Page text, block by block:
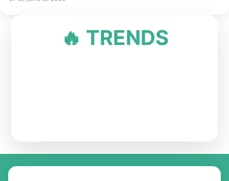
🔥 TRENDS
Qual a diferença entre taxa Selic e CDI?
Entenda de forma simples
Músicas que falam de paz: 5 sucessos para
sua playlist